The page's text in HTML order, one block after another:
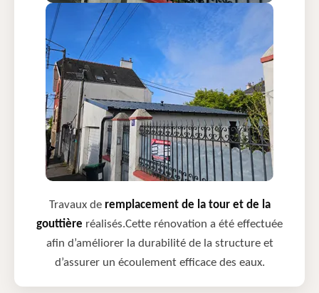
Travaux de remplacement de la tour et de la
gouttière réalisés.Cette rénovation a été effectuée
afin d’améliorer la durabilité de la structure et
d’assurer un écoulement efficace des eaux.